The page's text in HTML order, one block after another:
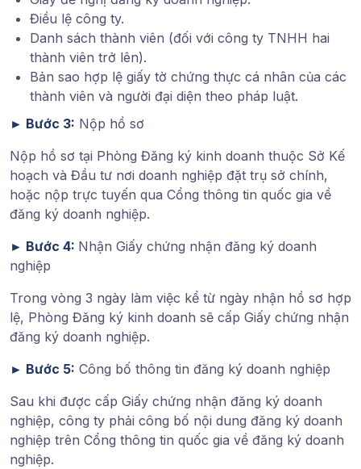
Điều lệ công ty.
Danh sách thành viên (đối với công ty TNHH hai
thành viên trở lên).
Bản sao hợp lệ giấy tờ chứng thực cá nhân của các
thành viên và người đại diện theo pháp luật.
► Bước 3: Nộp hồ sơ
Nộp hồ sơ tại Phòng Đăng ký kinh doanh thuộc Sở Kế
hoạch và Đầu tư nơi doanh nghiệp đặt trụ sở chính,
hoặc nộp trực tuyến qua Cổng thông tin quốc gia về
đăng ký doanh nghiệp.
► Bước 4: Nhận Giấy chứng nhận đăng ký doanh
nghiệp
Trong vòng 3 ngày làm việc kể từ ngày nhận hồ sơ hợp
lệ, Phòng Đăng ký kinh doanh sẽ cấp Giấy chứng nhận
đăng ký doanh nghiệp.
► Bước 5: Công bố thông tin đăng ký doanh nghiệp
Sau khi được cấp Giấy chứng nhận đăng ký doanh
nghiệp, công ty phải công bố nội dung đăng ký doanh
nghiệp trên Cổng thông tin quốc gia về đăng ký doanh
nghiệp.